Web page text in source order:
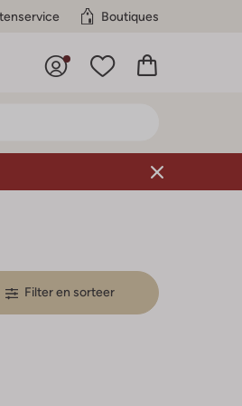
Boutiques
Filter en sorteer